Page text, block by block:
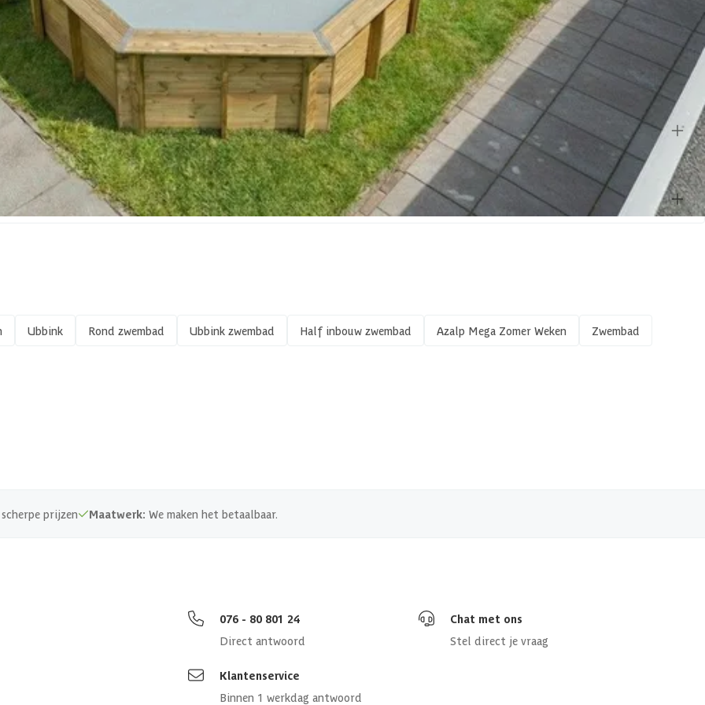
wat er bij de opbouw van een houten zwembad komt kijken, lees hier de blogs.
23800 l
580 cm
17-171-0618-0
8711465047340
Rond
580 x 580 cm
Ubbink Rond zwembad Ubbink zwembad Half inbouw zwembad Azalp Mega Zomer Weken Zwembad
prijzen Maatwerk: We maken het betaalbaar.
076 - 80 801 24
Direct antwoord
Chat met ons
Stel direct je vraag
Klantenservice
Binnen 1 werkdag antwoord